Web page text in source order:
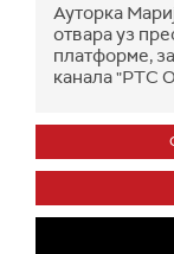
Ауторка
отвара уз
платформе,
канала "РТС